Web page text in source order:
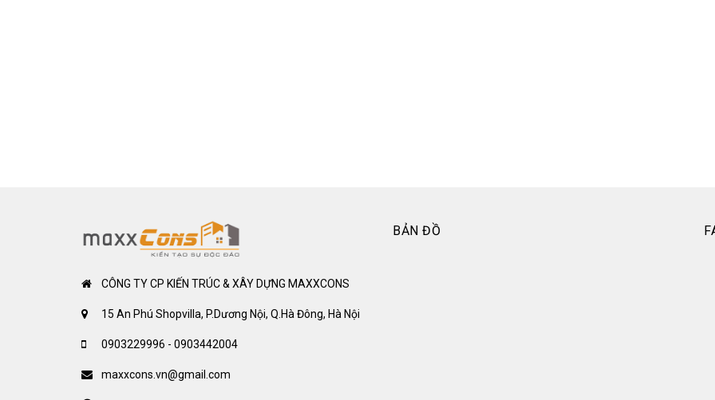
CÔNG TY CP KIẾN TRÚC & XÂY DỰNG MAXXCONS
15 An Phú Shopvilla, P.Dương Nội, Q.Hà Đông, Hà Nội
0903229996 - 0903442004
maxxcons.vn@gmail.com
BẢN ĐỒ